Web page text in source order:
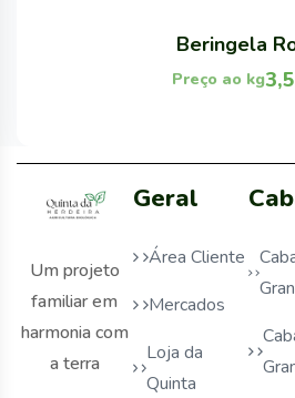
Beringela
Preço ao kg
Um projeto
familiar em
harmonia com
a terra
Geral
Área Cliente
Mercados
Loja da
Quinta